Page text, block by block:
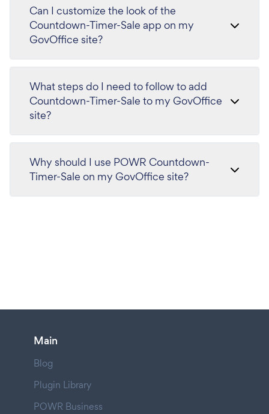
Can I customize the look of the
Countdown-Timer-Sale app on my
GovOffice site?
What steps do I need to follow to add
Countdown-Timer-Sale to my GovOffice
site?
Why should I use POWR Countdown-
Timer-Sale on my GovOffice site?
Main
Blog
Plugin Library
POWR Business